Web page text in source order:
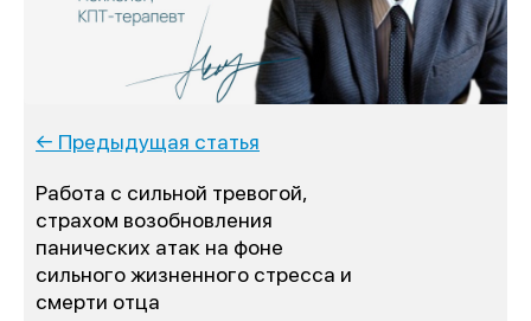
← Предыдущая статья
Работа с сильной тревогой,
страхом возобновления
панических атак на фоне
сильного жизненного стресса и
смерти отца